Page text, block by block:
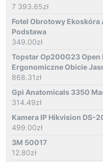
7 393.65zł
Fotel Obrotowy Ekoskóra
Podstawa
349.00zł
Topstar Op200G23 Open
Ergonomiczne Obicie
868.31zł
Gpi Anatomicals 3350
314.49zł
Kamera IP Hikvision DS-
499.00zł
3M 50017
12.80zł